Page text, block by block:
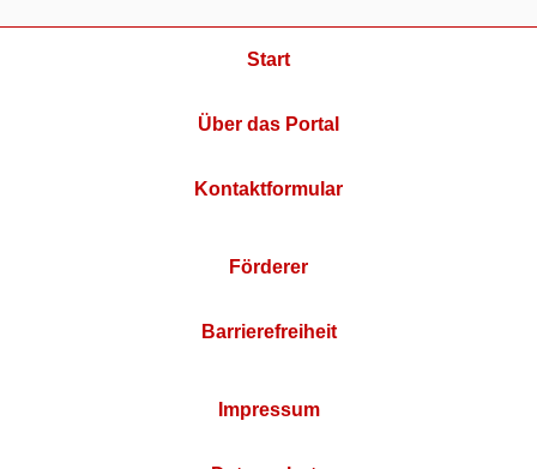
Start
Über das Portal
Kontaktformular
Förderer
Barrierefreiheit
Impressum